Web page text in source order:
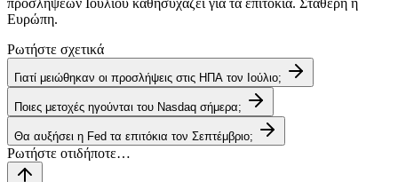
προσλήψεων Ιουλίου καθησυχάζει για τα επιτόκια. Σταθερή η
Ευρώπη.
Ρωτήστε σχετικά
Γιατί μειώθηκαν οι προσλήψεις στις ΗΠΑ τον Ιούλιο;
Ποιες μετοχές ηγούνται του Nasdaq σήμερα;
Θα αυξήσει η Fed τα επιτόκια τον Σεπτέμβριο;